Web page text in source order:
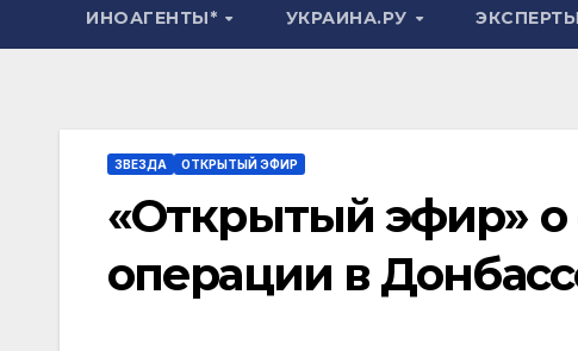
ИНОАГЕНТЫ* УКРАИНА.РУ ЭКСПЕРТЫ
ЗВЕЗДА ОТКРЫТЫЙ ЭФИР
«Открытый эфир» о
операции в